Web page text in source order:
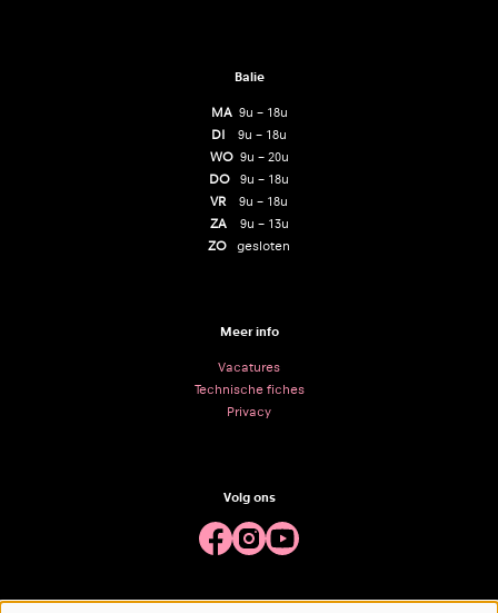
Balie
MA 9u – 18u
DI 9u – 18u
WO9u – 20u
DO 9u – 18u
VR 9u – 18u
ZA
9u – 13u
ZO gesloten
Meer info
Vacatures
Technische fiches
Privacy
Volg ons
Meld je aan voor de nieuwsbrief